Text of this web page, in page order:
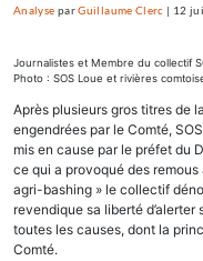
Analyse parGuillaume Clerc | 12
Journalistes et Membre du collectif
Photo : SOS Loue et rivières
Après plusieurs gros titres de
engendrées par le Comté,
mis en cause par le préfet du
ce qui a provoqué des remous
agri-bashing » le collectif
revendique sa liberté d’alerter
toutes les causes, dont la
Comté.